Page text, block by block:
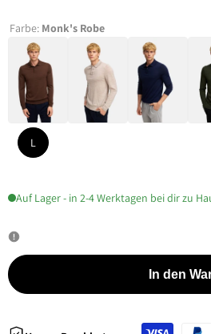
Farbe: Monk's Robe
L
Auf Lager - in 2-4 Werktagen bei dir zu
In den